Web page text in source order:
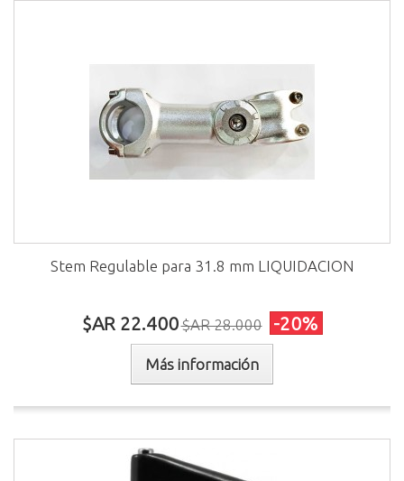
Stem Regulable para 31.8 mm LIQUIDACION
$AR 22.400$AR 28.000 -20%
Más información